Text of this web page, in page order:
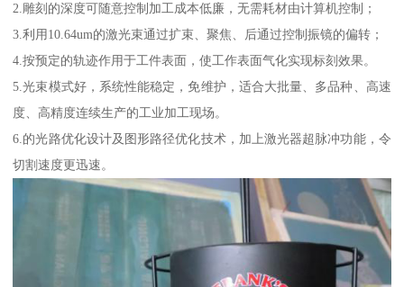
2.雕刻的深度可随意控制加工成本低廉，无需耗材由计算机控制；
3.利用10.64um的激光束通过扩束、聚焦、后通过控制振镜的偏转；
4.按预定的轨迹作用于工件表面，使工作表面气化实现标刻效果。
5.光束模式好，系统性能稳定，免维护，适合大批量、多品种、高速
度、高精度连续生产的工业加工现场。
6.的光路优化设计及图形路径优化技术，加上激光器超脉冲功能，令
切割速度更迅速。